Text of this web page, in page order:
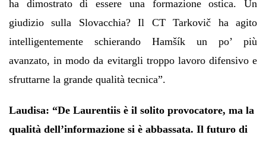
ha dimostrato di essere una formazione ostica. Un
giudizio sulla Slovacchia? Il CT Tarkovič ha agito
intelligentemente schierando Hamšík un po’ più
avanzato, in modo da evitargli troppo lavoro difensivo e
sfruttarne la grande qualità tecnica”.
Laudisa: “De Laurentiis è il solito provocatore, ma la
qualità dell’informazione si è abbassata. Il futuro di